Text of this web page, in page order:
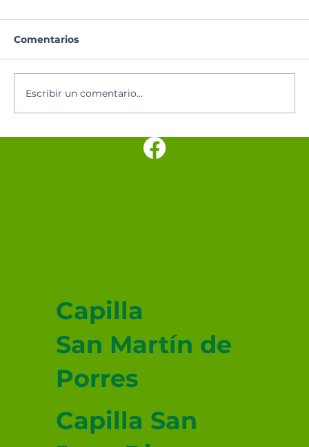
Pentecostés: Novena al Espíritu
Comentarios
Escribir un comentario...
Capilla
San Martín de
Porres
Capilla San